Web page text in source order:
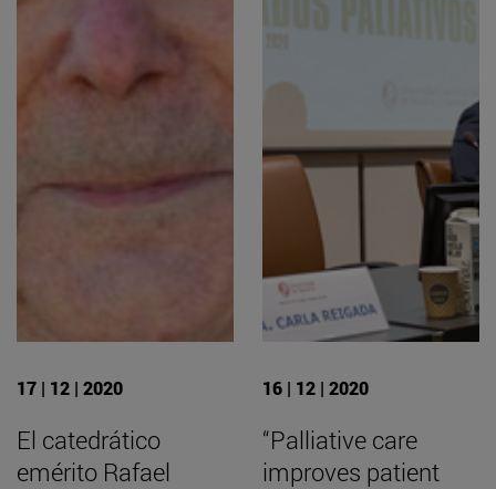
17 | 12 | 2020
El catedrático
emérito Rafael
16 | 12 | 2020
“Palliative care
improves patient